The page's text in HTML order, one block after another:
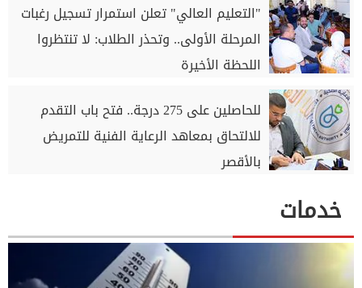
"التعليم العالي" تعلن استمرار تسجيل رغبات
المرحلة الأولى.. وتحذر الطلاب: لا تنتظروا
اللحظة الأخيرة
للحاصلين على 275 درجة.. فتح باب التقدم
للالتحاق بمعاهد الرعاية الفنية للتمريض
بالأقصر
خدمات